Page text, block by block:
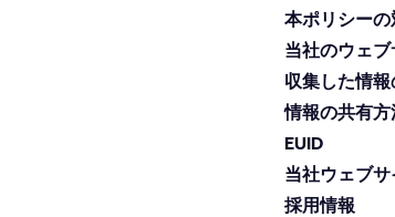
本ポリシーの
当社のウェ
収集した情
情報の共有方
EUID
当社ウェブ
採用情報